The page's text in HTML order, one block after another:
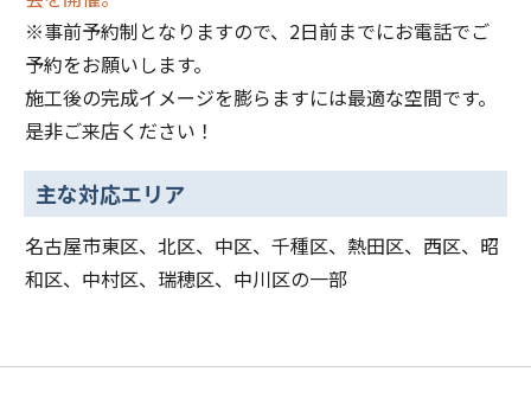
※事前予約制となりますので、2日前までにお電話でご
予約をお願いします。
施工後の完成イメージを膨らますには最適な空間です。
是非ご来店ください！
主な対応エリア
名古屋市東区、北区、中区、千種区、熱田区、西区、昭
和区、中村区、瑞穂区、中川区の一部